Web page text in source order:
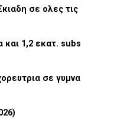
σε ολες τις
και 1,2 εκατ. subs
σε γυμνα